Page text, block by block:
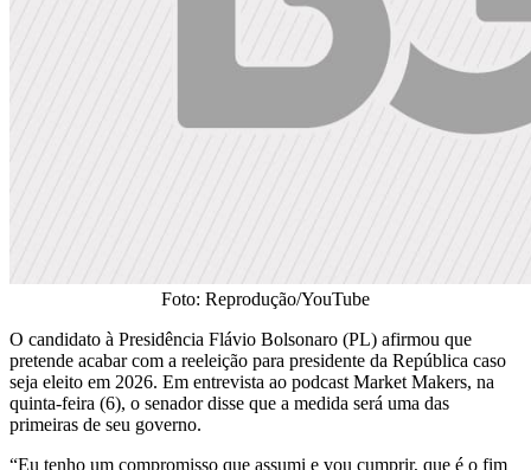
Foto: Reprodução/YouTube
O candidato à Presidência Flávio Bolsonaro (PL) afirmou que
pretende acabar com a reeleição para presidente da República caso
seja eleito em 2026. Em entrevista ao podcast Market Makers, na
quinta-feira (6), o senador disse que a medida será uma das
primeiras de seu governo.
“Eu tenho um compromisso que assumi e vou cumprir, que é o fim